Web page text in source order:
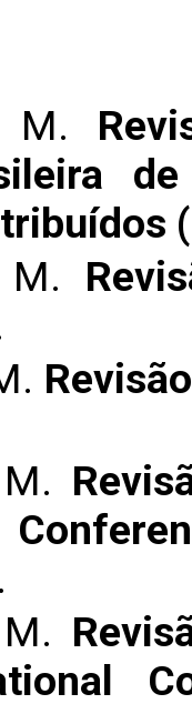
M.
M.